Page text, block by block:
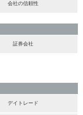
会社の信頼性
証券会社
デイトレード